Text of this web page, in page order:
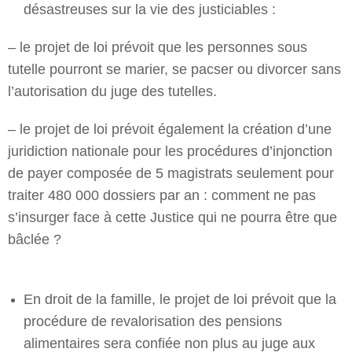
désastreuses sur la vie des justiciables :
– le projet de loi prévoit que les personnes sous
tutelle pourront se marier, se pacser ou divorcer sans
l’autorisation du juge des tutelles.
– le projet de loi prévoit également la création d’une
juridiction nationale pour les procédures d’injonction
de payer composée de 5 magistrats seulement pour
traiter 480 000 dossiers par an : comment ne pas
s’insurger face à cette Justice qui ne pourra être que
bâclée ?
En droit de la famille, le projet de loi prévoit que la
procédure de revalorisation des pensions
alimentaires sera confiée non plus au juge aux